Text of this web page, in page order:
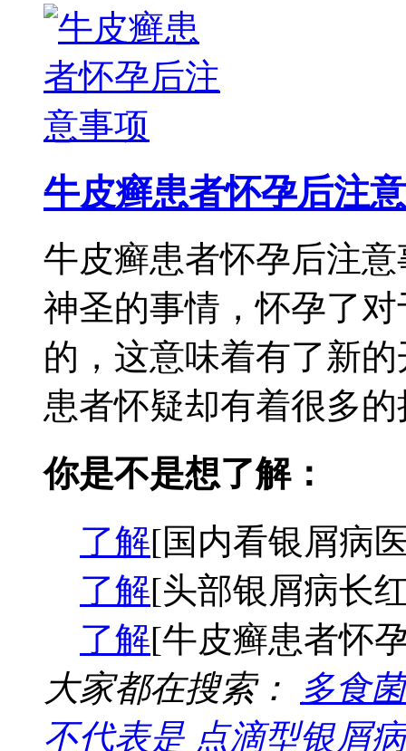
牛皮癣患者怀孕后注意
牛皮癣患者怀孕后注
神圣的事情，怀孕了
的，这意味着有了新
患者怀疑却有着很多
你是不是想了解：
了解[国内看银屑病
了解[头部银屑病长
了解[牛皮癣患者怀
大家都在搜索：
多食
不代表是 点滴型银屑